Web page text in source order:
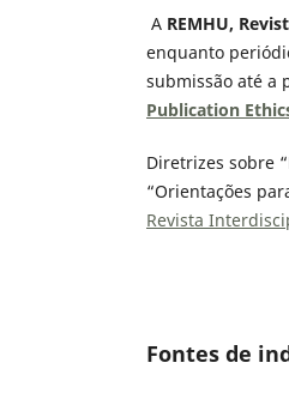
A REMHU,
enquanto
submissão até a
Publication
Diretrizes sobre
“Orientações
Revista
Fontes de